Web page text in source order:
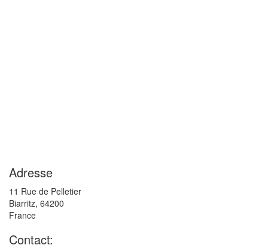
Adresse
11 Rue de Pelletier
Biarritz, 64200
France
Contact: